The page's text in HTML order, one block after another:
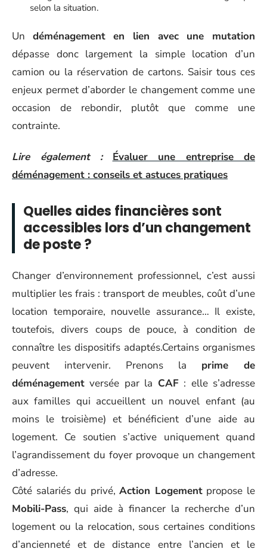
selon la situation.
Un déménagement en lien avec une mutation
dépasse donc largement la simple location d’un
camion ou la réservation de cartons. Saisir tous ces
enjeux permet d’aborder le changement comme une
occasion de rebondir, plutôt que comme une
contrainte.
Lire également :
Évaluer une entreprise de
déménagement : conseils et astuces pratiques
Quelles aides financières sont
accessibles lors d’un changement
de poste ?
Changer d’environnement professionnel, c’est aussi
multiplier les frais : transport de meubles, coût d’une
location temporaire, nouvelle assurance… Il existe,
toutefois, divers coups de pouce, à condition de
connaître les dispositifs adaptés.Certains organismes
peuvent intervenir. Prenons la prime de
déménagement versée par la CAF: elle s’adresse
aux familles qui accueillent un nouvel enfant (au
moins le troisième) et bénéficient d’une aide au
logement. Ce soutien s’active uniquement quand
l’agrandissement du foyer provoque un changement
d’adresse.
Côté salariés du privé,Action Logementpropose le
Mobili-Pass, qui aide à financer la recherche d’un
logement ou la relocation, sous certaines conditions
d’ancienneté et de distance entre l’ancien et le